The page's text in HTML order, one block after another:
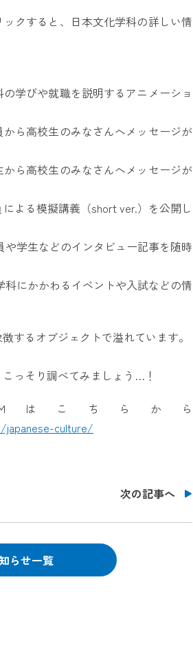
クすると、日本文化学科の詳しい情
びや就職を説明するアニメーショ
高校生のみなさんへメッセージが
高校生のみなさんへメッセージが
擬講義（short ver.）を公開し
学生などのインタビュー記事を随時
わるイベントや入試などの情
するオブジェクトで溢れています。
っそり調べてみましょう…！
はこちらから
culture/
次の記事へ
らせ一覧